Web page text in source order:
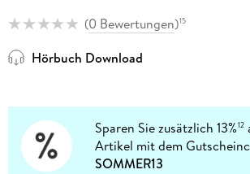
(0 Bewertungen)15
Hörbuch Download
Sparen Sie zusätzlich 13%12
Artikel mit dem
SOMMER13